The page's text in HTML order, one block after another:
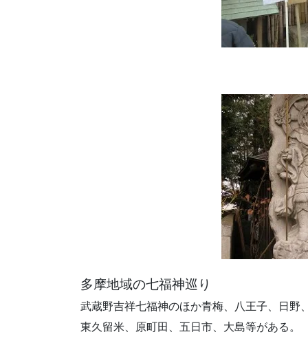
多摩地域の七福神巡り
武蔵野吉祥七福神のほか青梅、八王子、日野
東久留米、原町田、五日市、大島等がある。